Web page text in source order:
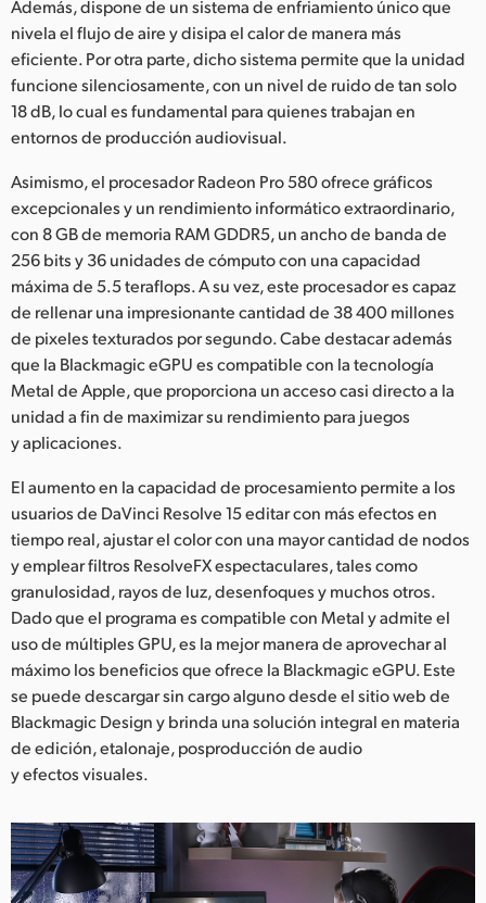
Además, dispone de un sistema de enfriamiento único que
nivela el flujo de aire y disipa el calor de manera más
eficiente. Por otra parte, dicho sistema permite que la unidad
funcione silenciosamente, con un nivel de ruido de tan solo
18 dB, lo cual es fundamental para quienes trabajan en
entornos de producción audiovisual.
Asimismo, el procesador Radeon Pro 580 ofrece gráficos
excepcionales y un rendimiento informático extraordinario,
con 8 GB de memoria RAM GDDR5, un ancho de banda de
256 bits y 36 unidades de cómputo con una capacidad
máxima de 5.5 teraflops. A su vez, este procesador es capaz
de rellenar una impresionante cantidad de 38 400 millones
de pixeles texturados por segundo. Cabe destacar además
que la Blackmagic eGPU es compatible con la tecnología
Metal de Apple, que proporciona un acceso casi directo a la
unidad a fin de maximizar su rendimiento para juegos
y aplicaciones.
El aumento en la capacidad de procesamiento permite a los
usuarios de DaVinci Resolve 15 editar con más efectos en
tiempo real, ajustar el color con una mayor cantidad de nodos
y emplear filtros ResolveFX espectaculares, tales como
granulosidad, rayos de luz, desenfoques y muchos otros.
Dado que el programa es compatible con Metal y admite el
uso de múltiples GPU, es la mejor manera de aprovechar al
máximo los beneficios que ofrece la Blackmagic eGPU. Este
se puede descargar sin cargo alguno desde el sitio web de
Blackmagic Design y brinda una solución integral en materia
de edición, etalonaje, posproducción de audio
y efectos visuales.